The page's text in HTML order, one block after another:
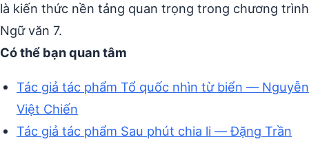
là kiến thức nền tảng quan trọng trong chương trình
Ngữ văn 7.
Có thể bạn quan tâm
Tác giả tác phẩm Tổ quốc nhìn từ biển — Nguyễn
Việt Chiến
Tác giả tác phẩm Sau phút chia li — Đặng Trần